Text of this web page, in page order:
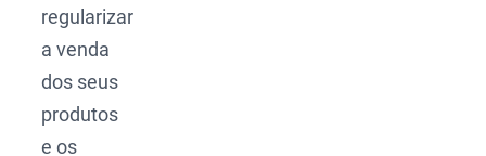
regularizar
a venda
dos seus
produtos
e os